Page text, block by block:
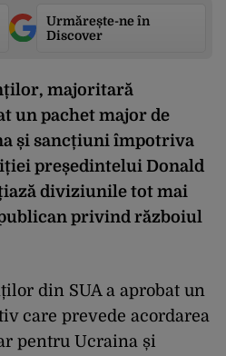
Urmărește-ne în
Discover
majoritară
un pachet major de
și sancțiuni împotriva
președintelui Donald
diviziunile tot mai
privind războiul
din SUA a aprobat un
care prevede acordarea
pentru Ucraina și